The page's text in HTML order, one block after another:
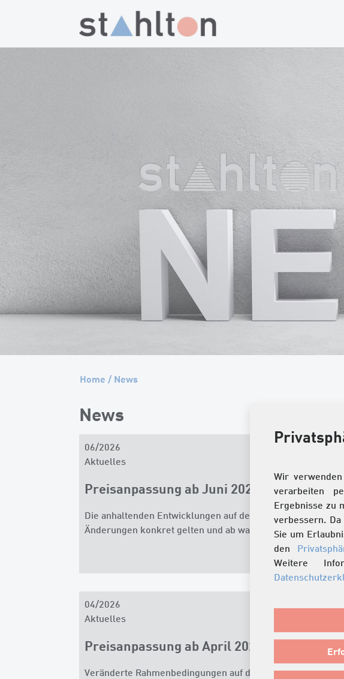
Wir
verarbeiten
Ergebnisse zu
verbessern.
Sie um
den
Weitere
Home /News
News
06/2026
Aktuelles
Preisanpassung ab Juni 2026
Die anhaltenden Entwicklungen auf den Beschaffungs-
Änderungen konkret gelten und ab wann diese in Kraft
04/2026
Aktuelles
Preisanpassung ab April 2026
Veränderte Rahmenbedingungen auf den